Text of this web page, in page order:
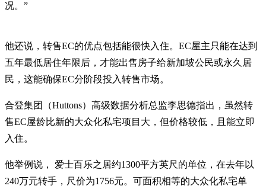
况。”
他还说，转售EC的优点包括能很快入住。EC屋主只能在达到
五年最低居住年限后，才能出售房子给新加坡公民或永久居
民，这能确保EC分阶段投入转售市场。
合登集团（Huttons）高级数据分析总监李思德指出，虽然转
售EC屋龄比新的大众化私宅项目大，但价格较低，且能立即
入住。
他举例说， 爱士百乐之居约1300平方英尺的单位，在去年以
240万元转手，尺价为1756元。可面积相等的大众化私宅单